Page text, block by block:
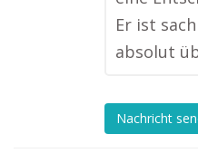
Er ist
absolut
Nachricht